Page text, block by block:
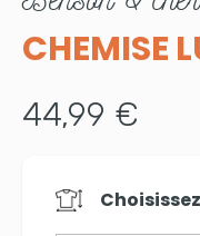
CHEMISE
44,99 €